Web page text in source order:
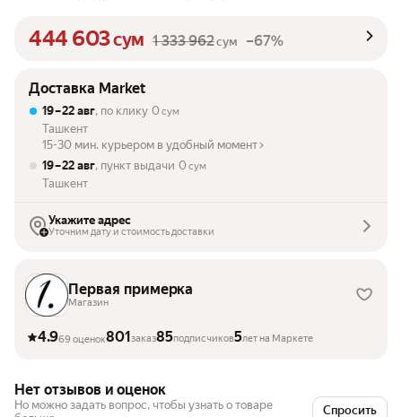
444 603сум 1 333 962сум –67%
Доставка Market
19 – 22 авг, по клику 0 сум
Ташкент
15-30 мин. курьером в удобный момент
19 – 22 авг, пункт выдачи 0 сум
Ташкент
Укажите адрес
Уточним дату и стоимость доставки
Первая примерка
Магазин
4.969 оценок801заказ85подписчиков5лет на Маркете
Нет отзывов и оценок
Но можно задать вопрос, чтобы узнать о товаре
Спросить